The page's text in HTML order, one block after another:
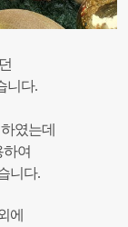
니다.
였는데
여
니다.
에